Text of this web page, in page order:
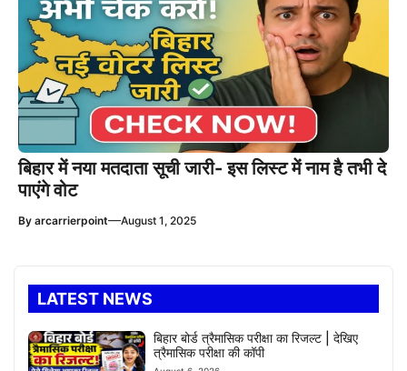
बिहार में नया मतदाता सूची जारी- इस लिस्ट में नाम है तभी दे
पाएंगे वोट
By arcarrierpoint—August 1, 2025
LATEST NEWS
बिहार बोर्ड त्रैमासिक परीक्षा का रिजल्ट | देखिए
त्रैमासिक परीक्षा की कॉपी